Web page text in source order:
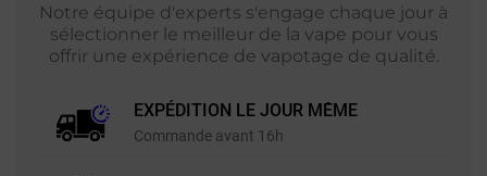
Notre équipe d'experts s'engage chaque jour à
sélectionner le meilleur de la vape pour vous
offrir une expérience de vapotage de qualité.
EXPÉDITION LE JOUR MÊME
Commande avant 16h